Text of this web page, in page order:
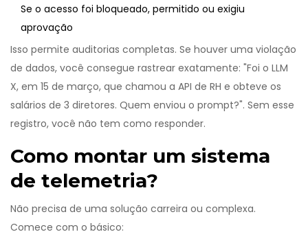
Se o acesso foi bloqueado, permitido ou exigiu
aprovação
Isso permite auditorias completas. Se houver uma violação
de dados, você consegue rastrear exatamente: "Foi o LLM
X, em 15 de março, que chamou a API de RH e obteve os
salários de 3 diretores. Quem enviou o prompt?". Sem esse
registro, você não tem como responder.
Como montar um sistema
de telemetria?
Não precisa de uma solução carreira ou complexa.
Comece com o básico: